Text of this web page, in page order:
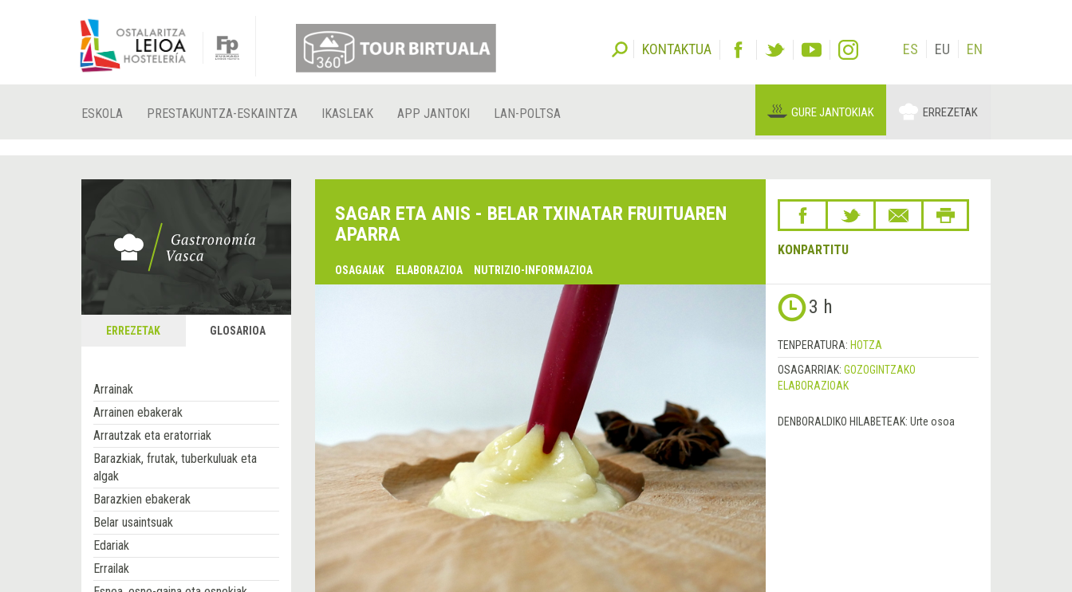
KONTAKTUA ES EU EN
ESKOLA PRESTAKUNTZA-ESKAINTZA IKASLEAK APP JANTOKI LAN-POLTSA GURE JANTOKIAK ERREZETAK
ERREZETAK GLOSARIOA
Arrainak
Arrainen ebakerak
Arrautzak eta eratorriak
Barazkiak, frutak, tuberkuluak eta
algak
Barazkien ebakerak
Belar usaintsuak
Edariak
Errailak
SAGAR ETA ANIS - BELAR TXINATAR FRUITUAREN
APARRA
OSAGAIAK ELABORAZIOA NUTRIZIO-INFORMAZIOA
KONPARTITU
3 h
TENPERATURA: HOTZA
OSAGARRIAK: GOZOGINTZAKO
ELABORAZIOAK
DENBORALDIKO HILABETEAK: Urte osoa